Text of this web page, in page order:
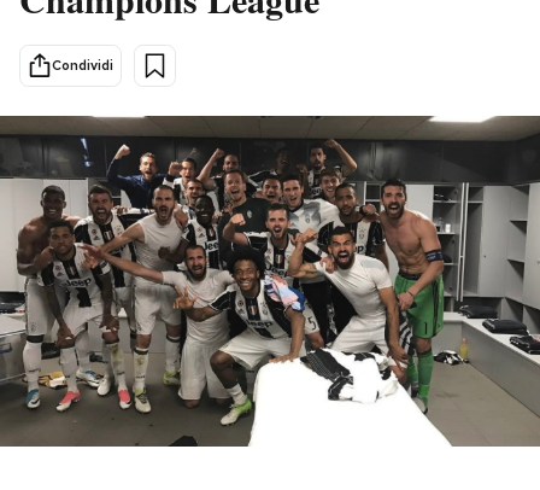
Internet
Scienza
Economia
Sport
Altrecose
Mondiali calcio 2026
PODCAST
NEWSLETTER
I MIEI PREFERITI
Condividi